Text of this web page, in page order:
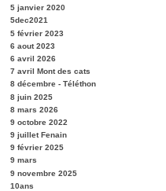
5 janvier 2020
5dec2021
5 février 2023
6 aout 2023
6 avril 2026
7 avril Mont des cats
8 décembre - Téléthon
8 juin 2025
8 mars 2026
9 octobre 2022
9 juillet Fenain
9 février 2025
9 mars
9 novembre 2025
10ans